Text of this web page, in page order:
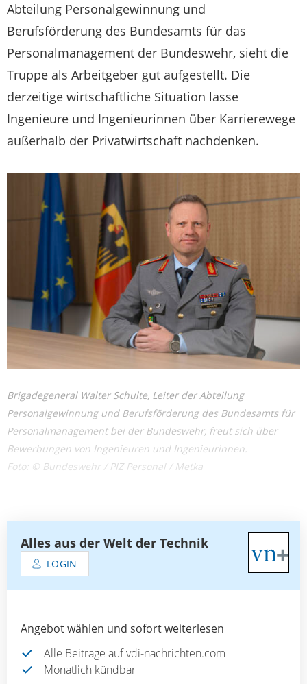
Abteilung Personalgewinnung und
Berufsförderung des Bundesamts für das
Personalmanagement der Bundeswehr, sieht die
Truppe als Arbeitgeber gut aufgestellt. Die
derzeitige wirtschaftliche Situation lasse
Ingenieure und Ingenieurinnen über Karrierewege
außerhalb der Privatwirtschaft nachdenken.
Brigadegeneral Walter Schulte, Leiter der Abteilung
Personalgewinnung und Berufsförderung des Bundesamts für
Personalmanagement bei der Bundeswehr, freut sich über
Bewerbungen von Ingenieuren und Ingenieurinnen.
Foto: © Bundeswehr / PIZ Personal / Metka
Alles aus der Welt der Technik
LOGIN
Angebot wählen und sofort weiterlesen
Alle Beiträge auf vdi-nachrichten.com
Monatlich kündbar